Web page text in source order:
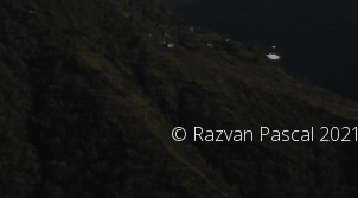
© Razvan Pascal 2021